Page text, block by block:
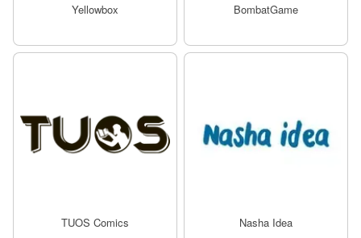
Yellowbox BombatGame
TUOS Comics Nasha Idea